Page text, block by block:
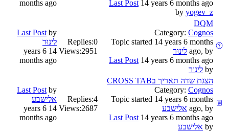
Last Post 14 years 6 months ago
by yogev_z
months ago
DQM
Category: Cognos
Topic started 14 years 6 months
ago, by לינוּר
Last Post 14 years 6 months ago
by לינוּר
Replies:0
Views:2951
Last Post by
לינוּר
14 years 6
months ago
הצגת שדה תאריך בCROSS TAB
Category: Cognos
Topic started 14 years 6 months
ago, by אלישבע
Last Post 14 years 6 months ago
by אלישבע
Replies:4
Views:2687
Last Post by
אלישבע
14 years 6
months ago